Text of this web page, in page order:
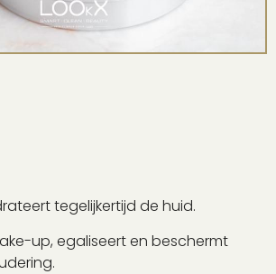
tegelijkertijd de huid.
up, egaliseert en beschermt